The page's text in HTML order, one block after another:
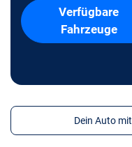
Verfügbare
Fahrzeuge
Dein Auto mit